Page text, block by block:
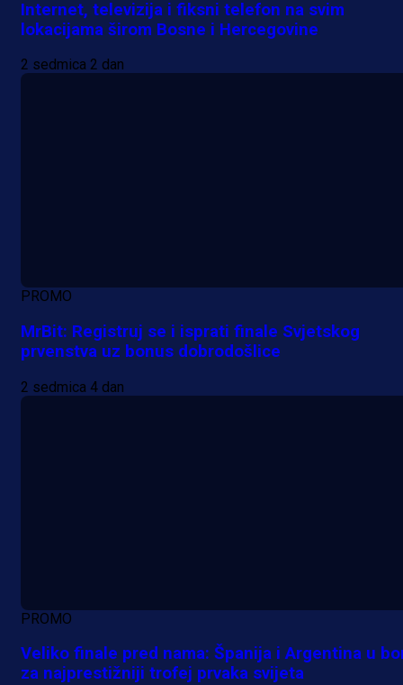
Internet, televizija i fiksni telefon na svim
lokacijama širom Bosne i Hercegovine
2 sedmica 2 dan
PROMO
MrBit: Registruj se i isprati finale Svjetskog
prvenstva uz bonus dobrodošlice
2 sedmica 4 dan
PROMO
Veliko finale pred nama: Španija i Argentina u
za najprestižniji trofej prvaka svijeta